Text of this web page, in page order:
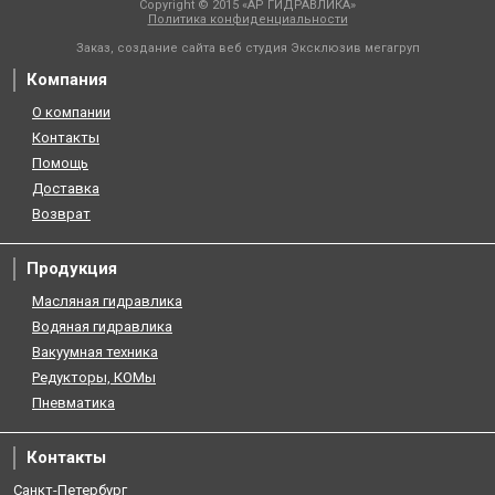
Copyright © 2015 «АР ГИДРАВЛИКА»
Политика конфиденциальности
Заказ, создание сайта веб студия Эксклюзив мегагруп
Компания
О компании
Контакты
Помощь
Доставка
Возврат
Продукция
Масляная гидравлика
Водяная гидравлика
Вакуумная техника
Редукторы, КОМы
Пневматика
Контакты
Санкт-Петербург